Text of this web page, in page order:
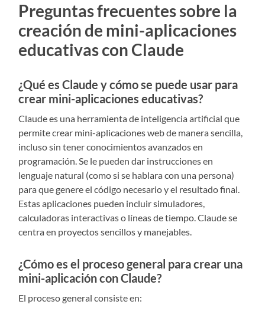
Preguntas frecuentes sobre la
creación de mini-aplicaciones
educativas con Claude
¿Qué es Claude y cómo se puede usar para
crear mini-aplicaciones educativas?
Claude es una herramienta de inteligencia artificial que
permite crear mini-aplicaciones web de manera sencilla,
incluso sin tener conocimientos avanzados en
programación. Se le pueden dar instrucciones en
lenguaje natural (como si se hablara con una persona)
para que genere el código necesario y el resultado final.
Estas aplicaciones pueden incluir simuladores,
calculadoras interactivas o líneas de tiempo. Claude se
centra en proyectos sencillos y manejables.
¿Cómo es el proceso general para crear una
mini-aplicación con Claude?
El proceso general consiste en: